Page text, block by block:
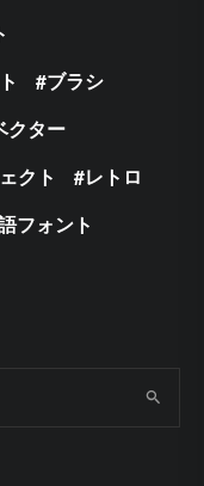
ブラシ
クター
クト
レトロ
フォント